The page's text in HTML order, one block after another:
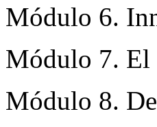
Módulo 6.
Módulo 7. El
Módulo 8.